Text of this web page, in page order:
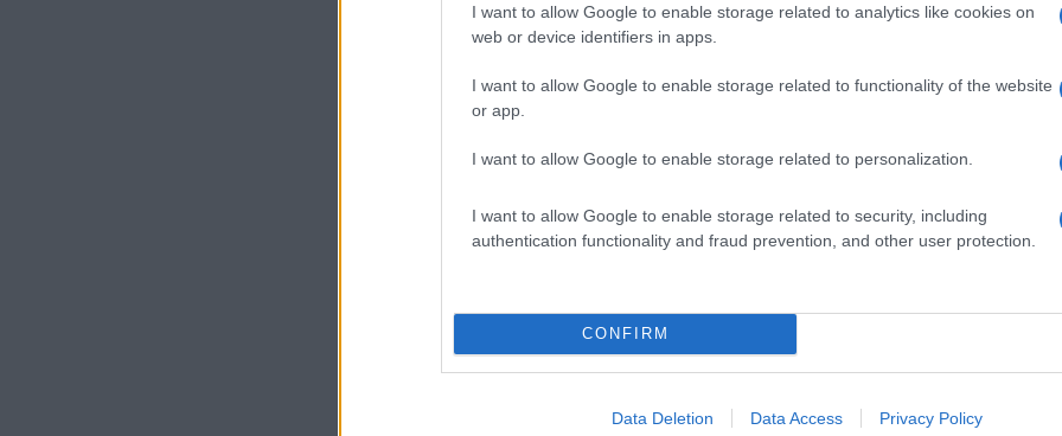
I want to allow Google to enable storage related to analytics like cookies on
web or device identifiers in apps.
I want to allow Google to enable storage related to functionality of the website
or app.
I want to allow Google to enable storage related to personalization.
I want to allow Google to enable storage related to security, including
authentication functionality and fraud prevention, and other user protection.
CONFIRM
Data Deletion Data Access Privacy Policy
TV/USB kapcsolat
GPS
aGPS (USA), Glonass
Push to Talk
Típus Li-Ion
Cserélhetőség
Beszélgetési idő h /
Gyorstöltés
ALKALMAZÁSOK ÉS ÉRZÉKELŐK